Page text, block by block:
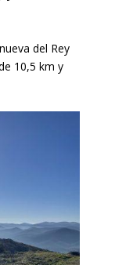
del Rey
10,5 km y